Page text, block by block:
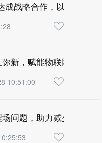
战略合作，以 Arm 神
新，赋能物联网创新迭
10:51:00
问题，助力减少电子设